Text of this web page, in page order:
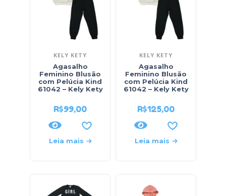
KELY KETY
Agasalho
Feminino Blusão
com Pelúcia Kind
61042 – Kely Kety
R$99,00
Leia mais
KELY KETY
Agasalho
Feminino Blusão
com Pelúcia Kind
61042 – Kely Kety
R$125,00
Leia mais